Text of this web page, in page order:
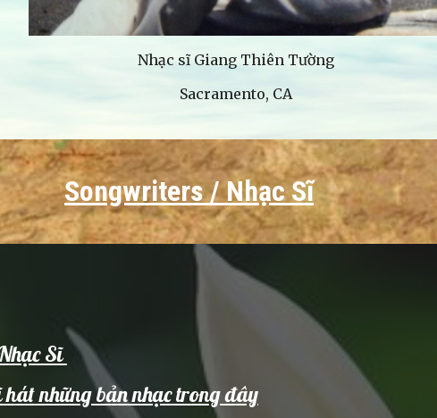
Nhạc sĩ Giang Thiên Tường
Sacramento, CA
Songwriters / Nhạc Sĩ
Sĩ
những bản nhạc trong đây